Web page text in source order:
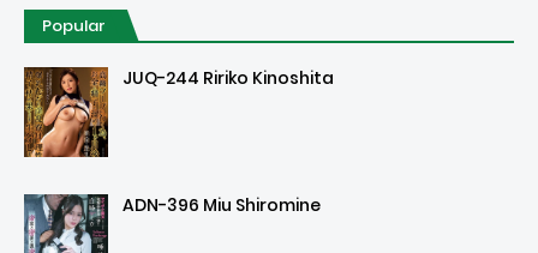
Popular
JUQ-244 Ririko Kinoshita
ADN-396 Miu Shiromine